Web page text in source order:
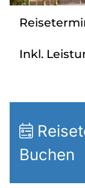
Radio
Sie befinden
Österreich
Inkl.
Buchen